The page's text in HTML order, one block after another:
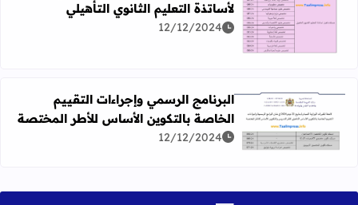
اقرأ المزيد عن البرنامج الرسمي وإجراءات التقييم الخاصة
لأساتذة التعليم الثانوي التأهيلي
12/12/2024
اقرأ المزيد عن البرنامج الرسمي وإجراءات التقييم الخاصة
البرنامج الرسمي وإجراءات التقييم
الخاصة بالتكوين الأساس للأطر المختصة
12/12/2024